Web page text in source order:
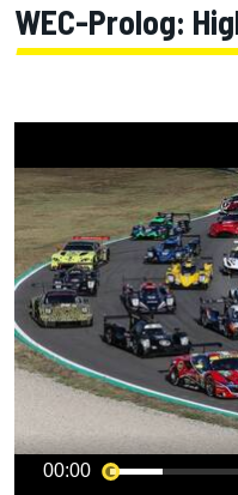
WEC-Prolog:
00:00